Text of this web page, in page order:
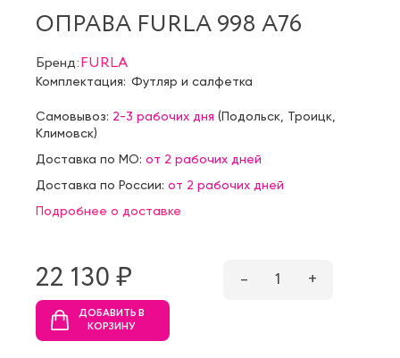
ОПРАВА FURLA 998 A76
Бренд:FURLA
Комплектация: Футляр и салфетка
Самовывоз: 2-3 рабочих дня (Подольск Троицк
Климовск)
Доставка по МО: от 2 рабочих дней
Доставка по России: от 2 рабочих дней
Подробнее о доставке
22 130 ₷ – 1 +
ДОБАВИТЬ В
КОРЗИНУ